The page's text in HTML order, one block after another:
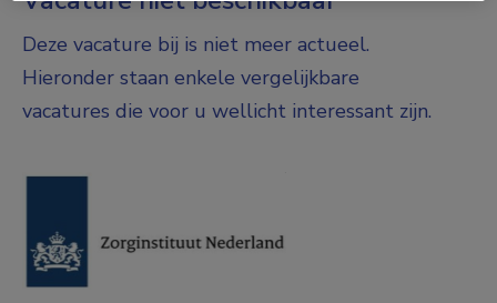
Deze vacature bij is niet meer actueel.
Hieronder staan enkele vergelijkbare
vacatures die voor u wellicht interessant zijn.